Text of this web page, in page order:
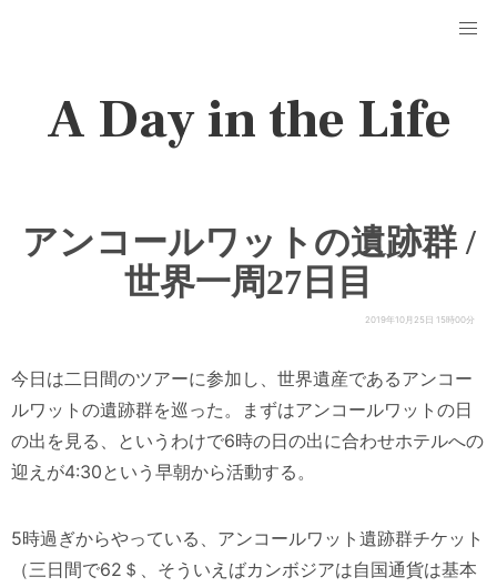
A Day in the Life
アンコールワットの遺跡群 /
世界一周27日目
2019年10月25日 15時00分
今日は二日間のツアーに参加し、世界遺産であるアンコー
ルワットの遺跡群を巡った。まずはアンコールワットの日
の出を見る、というわけで6時の日の出に合わせホテルへの
迎えが4:30という早朝から活動する。
5時過ぎからやっている、アンコールワット遺跡群チケット
（三日間で62＄、そういえばカンボジアは自国通貨は基本